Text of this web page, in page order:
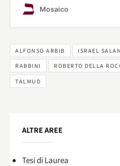
ALFONSO ARBIB ISRAEL
RABBINI ROBERTO DELLA
TALMUD
ALTRE AREE
Tesi di Laurea